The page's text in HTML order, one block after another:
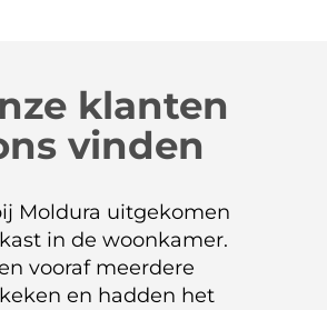
klanten
vinden
Moldura uitgekomen
in de woonkamer.
vooraf meerdere
en hadden het